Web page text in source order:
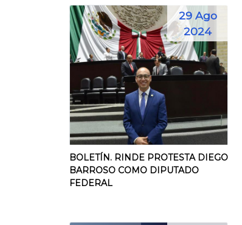
29 Ago
2024
BOLETÍN. RINDE PROTESTA DIEGO
BARROSO COMO DIPUTADO
FEDERAL